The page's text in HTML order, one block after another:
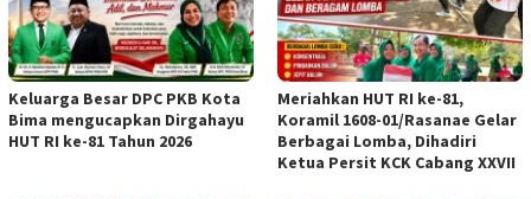
Keluarga Besar DPC PKB Kota
Bima mengucapkan Dirgahayu
HUT RI ke-81 Tahun 2026
Meriahkan HUT RI ke-81,
Koramil 1608-01/Rasanae Gelar
Berbagai Lomba, Dihadiri
Ketua Persit KCK Cabang XXVII